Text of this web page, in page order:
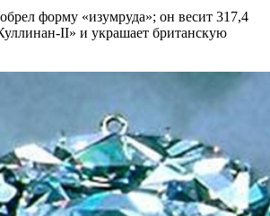
форму «изумруда»; он весит 317,4
II» и украшает британскую